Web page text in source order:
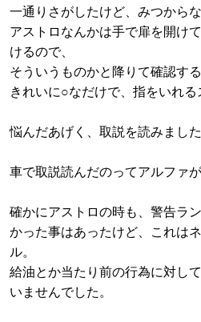
一通りさがしたけど、みつからな
アストロなんかは手で扉を開け
けるので、
そういうものかと降りて確認する
きれいに○なだけで、指をいれる
悩んだあげく、取説を読みました
車で取説読んだのってアルファが
確かにアストロの時も、警告ラ
かった事はあったけど、これは
ル。
給油とか当たり前の行為に対し
いませんでした。